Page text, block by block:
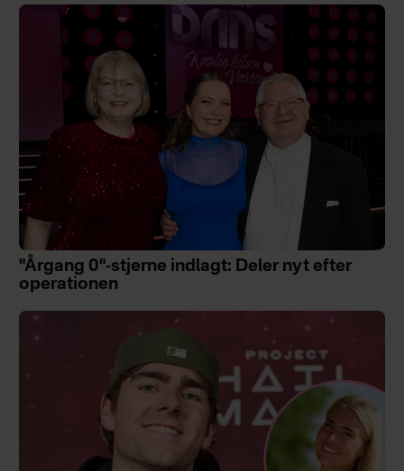
"Årgang 0"-stjerne indlagt: Deler nyt efter
operationen